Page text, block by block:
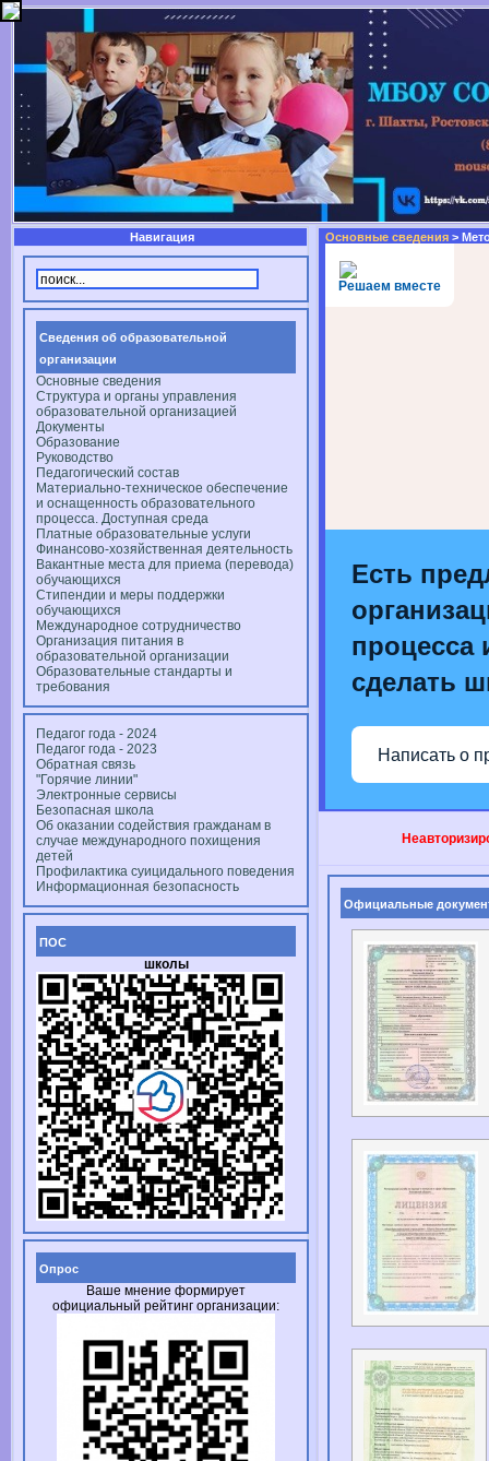
Навигация
Сведения об образовательной
организации
Основные сведения
Структура и органы управления
образовательной организацией
Документы
Образование
Руководство
Педагогический состав
Материально-техническое обеспечение
и оснащенность образовательного
процесса. Доступная среда
Платные образовательные услуги
Финансово-хозяйственная деятельность
Вакантные места для приема (перевода)
обучающихся
Стипендии и меры поддержки
обучающихся
Международное сотрудничество
Организация питания в
образовательной организации
Образовательные стандарты и
требования
Педагог года - 2024
Педагог года - 2023
Обратная связь
"Горячие линии"
Электронные сервисы
Безопасная школа
Об оказании содействия гражданам в
случае международного похищения
детей
Профилактика суицидального поведения
Информационная безопасность
ПОС
школы
Опрос
Ваше мнение формирует
официальный рейтинг организации:
Основные сведения >
Решаем вместе
Есть
процесса
сделать
Написать о
Официальные